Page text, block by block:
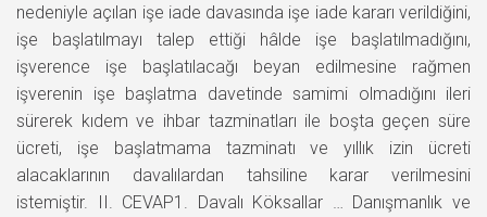
nedeniyle açılan işe iade davasında işe iade kararı verildiğini,
işe başlatılmayı talep ettiği hâlde işe başlatılmadığını,
işverence işe başlatılacağı beyan edilmesine rağmen
işverenin işe başlatma davetinde samimi olmadığını ileri
sürerek kıdem ve ihbar tazminatları ile boşta geçen süre
ücreti, işe başlatmama tazminatı ve yıllık izin ücreti
alacaklarının davalılardan tahsiline karar verilmesini
istemiştir. II. CEVAP1. Davalı Köksallar … Danışmanlık ve